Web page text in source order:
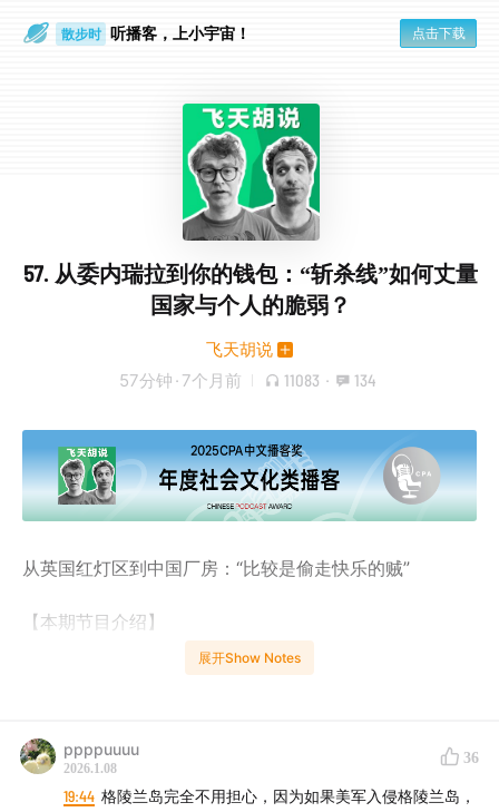
散步时 听播客，上小宇宙！ 点击下载
57. 从委内瑞拉到你的钱包：“斩杀线”如何丈量
国家与个人的脆弱？
飞天胡说
57分钟 · 7个月前 11083 · 134
从英国红灯区到中国厂房：“比较是偷走快乐的贼”
【本期节目介绍】
本期节目从美国干预委内瑞拉这一地缘政治事件切入，引
家崩溃的临界点，也是个人被医疗、债务等危机压垮的生
存红线；还是“虚假受害者”的欺骗话术？此外，主播们也
分享了国内外的假期旅行以及童年成长环境，如果你也感
展开Show Notes
ppppuuuu
2026.1.08
36
19:44 格陵兰岛完全不用担心，因为如果美军入侵格陵兰岛，